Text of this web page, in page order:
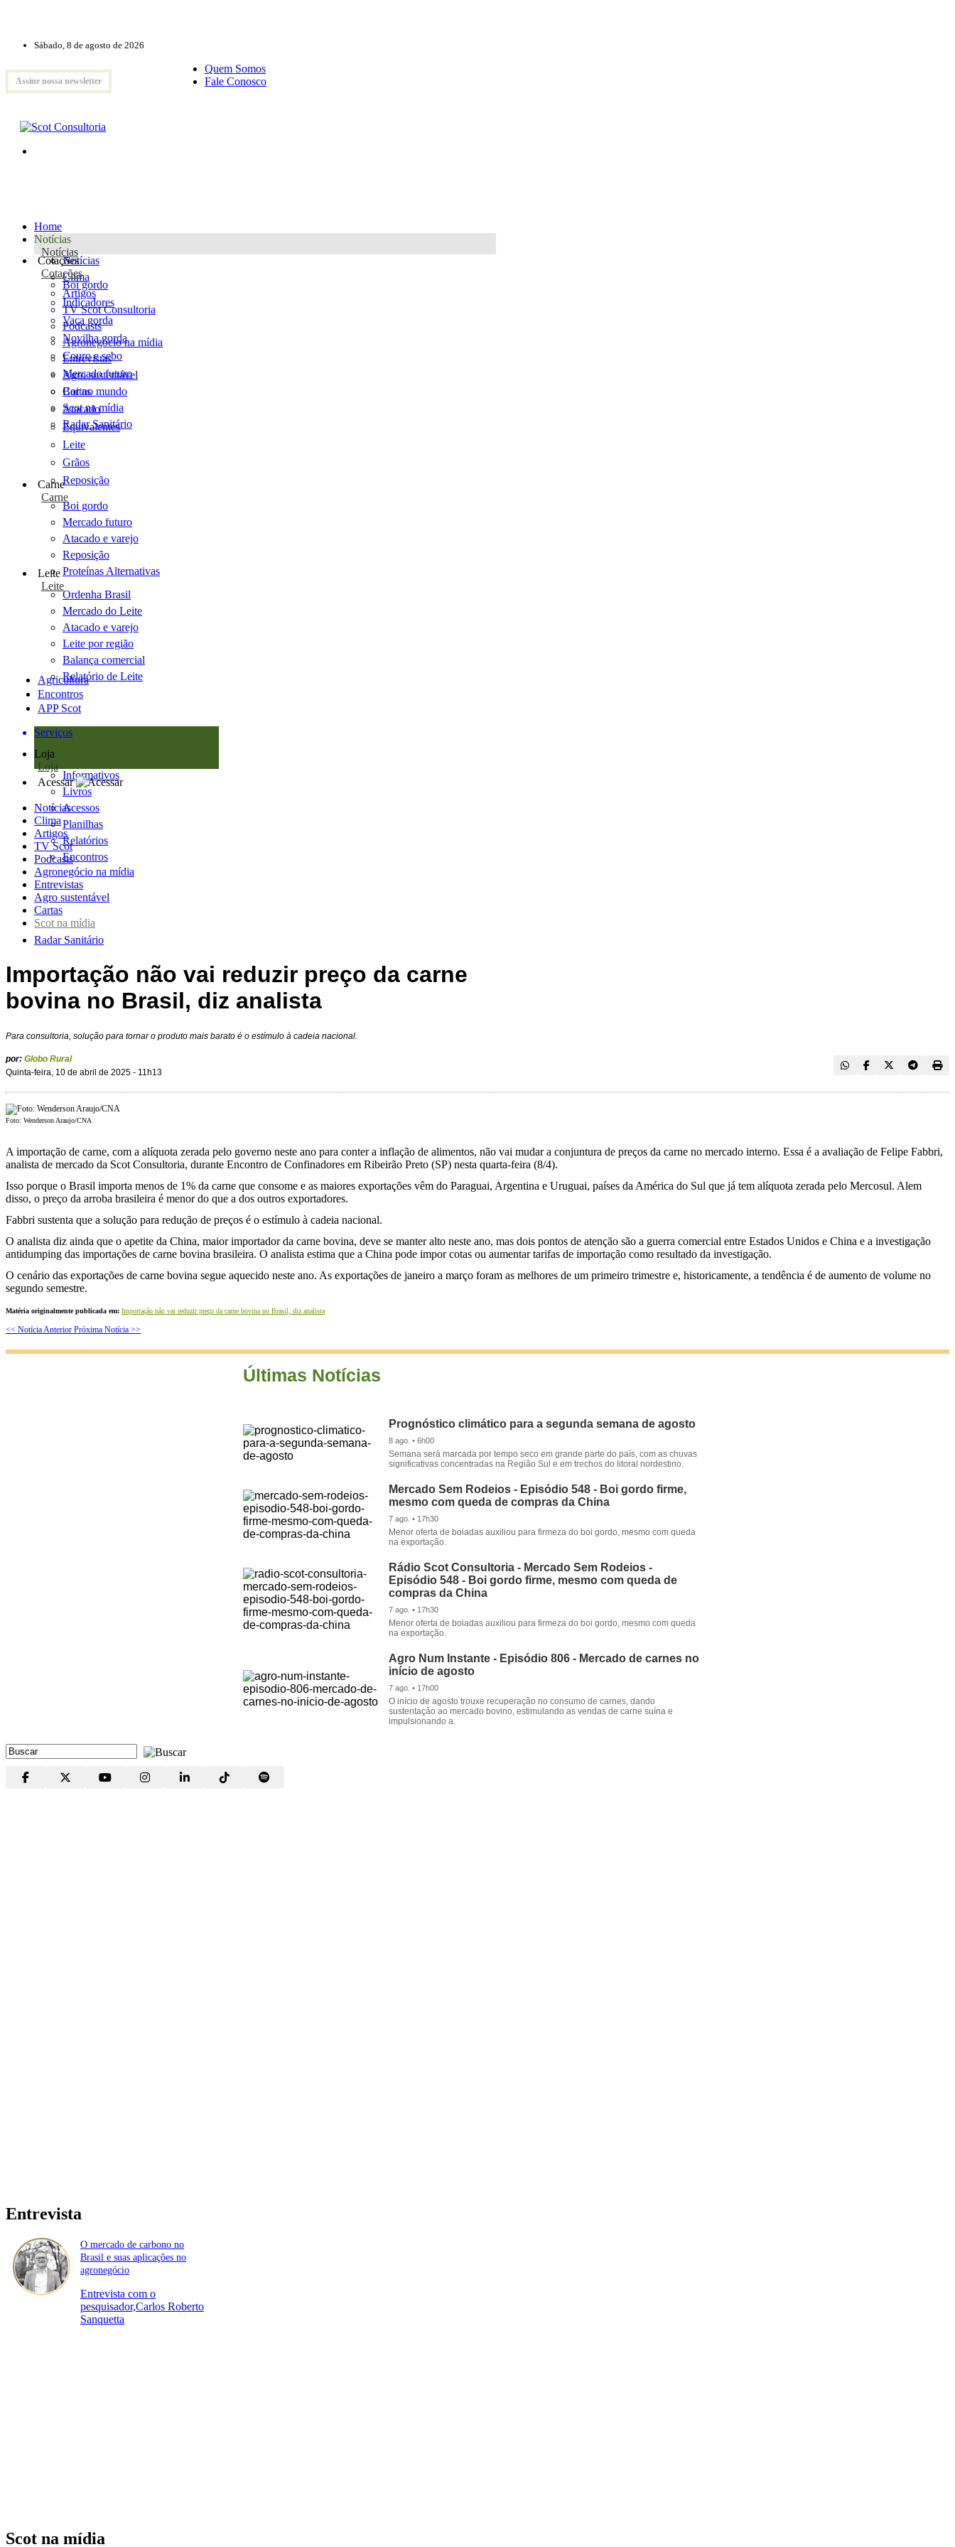
Sábado, 8 de agosto de 2026
Assine nossa newsletter
Quem Somos
Fale Conosco
Home
Notícias
Notícias
Notícias
Clima
Artigos
TV Scot Consultoria
Podcasts
Agronegócio na mídia
Entrevistas
Agro sustentável
Cartas
Scot na mídia
Radar Sanitário
Cotações
Cotações
Boi gordo
Indicadores
Vaca gorda
Novilha gorda
Couro e sebo
Mercado futuro
Boi no mundo
Atacado
Equivalentes
Leite
Grãos
Reposição
Carne
Carne
Boi gordo
Mercado futuro
Atacado e varejo
Reposição
Proteínas Alternativas
Leite
Leite
Ordenha Brasil
Mercado do Leite
Atacado e varejo
Leite por região
Balança comercial
Relatório de Leite
Agricultura
Encontros
APP Scot
Serviços
Loja
Loja
Informativos
Livros
Acessos
Planilhas
Relatórios
Encontros
Acessar
Notícias
Clima
Artigos
TV Scot
Podcasts
Agronegócio na mídia
Entrevistas
Agro sustentável
Cartas
Scot na mídia
Radar Sanitário
Importação não vai reduzir preço da carne
bovina no Brasil, diz analista
Para consultoria, solução para tornar o produto mais barato é o estímulo à cadeia nacional.
por: Globo Rural
Quinta-feira, 10 de abril de 2025 - 11h13
Foto: Wenderson Araujo/CNA
A importação de carne, com a alíquota zerada pelo governo neste ano para conter a inflação de alimentos, não vai mudar a conjuntura de preços da carne no mercado interno. Essa é a avaliação de Felipe Fabbri,
analista de mercado da Scot Consultoria, durante Encontro de Confinadores em Ribeirão Preto (SP) nesta quarta-feira (8/4).
Isso porque o Brasil importa menos de 1% da carne que consome e as maiores exportações vêm do Paraguai, Argentina e Uruguai, países da América do Sul que já tem alíquota zerada pelo Mercosul. Alem
disso, o preço da arroba brasileira é menor do que a dos outros exportadores.
Fabbri sustenta que a solução para redução de preços é o estímulo à cadeia nacional.
O analista diz ainda que o apetite da China, maior importador da carne bovina, deve se manter alto neste ano, mas dois pontos de atenção são a guerra comercial entre Estados Unidos e China e a investigação
antidumping das importações de carne bovina brasileira. O analista estima que a China pode impor cotas ou aumentar tarifas de importação como resultado da investigação.
O cenário das exportações de carne bovina segue aquecido neste ano. As exportações de janeiro a março foram as melhores de um primeiro trimestre e, historicamente, a tendência é de aumento de volume no
segundo semestre.
Matéria originalmente publicada em: Importação não vai reduzir preço da carne bovina no Brasil, diz analista
<< Notícia Anterior Próxima Notícia >>
Últimas Notícias
Prognóstico climático para a segunda semana de agosto
8 ago. • 6h00
Semana será marcada por tempo seco em grande parte do país, com as chuvas
significativas concentradas na Região Sul e em trechos do litoral nordestino.
Mercado Sem Rodeios - Episódio 548 - Boi gordo firme,
mesmo com queda de compras da China
7 ago. • 17h30
Menor oferta de boiadas auxiliou para firmeza do boi gordo, mesmo com queda
na exportação.
Rádio Scot Consultoria - Mercado Sem Rodeios -
Episódio 548 - Boi gordo firme, mesmo com queda de
compras da China
7 ago. • 17h30
Menor oferta de boiadas auxiliou para firmeza do boi gordo, mesmo com queda
na exportação.
Agro Num Instante - Episódio 806 - Mercado de carnes no
início de agosto
7 ago. • 17h00
O início de agosto trouxe recuperação no consumo de carnes, dando
sustentação ao mercado bovino, estimulando as vendas de carne suína e
impulsionando a.
Entrevista
O mercado de carbono no
Brasil e suas aplicações no
agronegócio
Entrevista com o
pesquisador,Carlos Roberto
Sanquetta
Scot na mídia